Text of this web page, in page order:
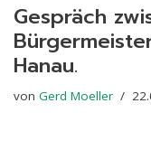
Gespräch
Hanau.
von Gerd Moeller